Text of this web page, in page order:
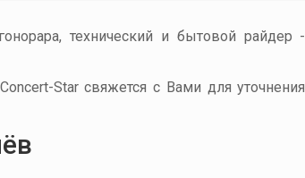
технический и бытовой райдер -
Star свяжется с Вами для уточнения